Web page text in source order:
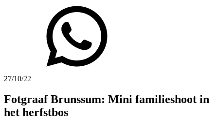
27/10/22
Fotgraaf Brunssum: Mini familieshoot in
het herfstbos